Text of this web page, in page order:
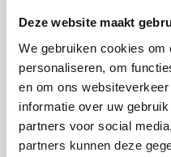
Deze website maakt
We gebruiken cookies
personaliseren, om
en om ons
informatie over uw
partners voor social
partners kunnen deze
BOzARC Nova
BOzARC Vista
Carports
Abri pour voiture
Abri pour mobilhome
Abri pour caravane
Auvents de terrasse
Abri pour jacuzzi